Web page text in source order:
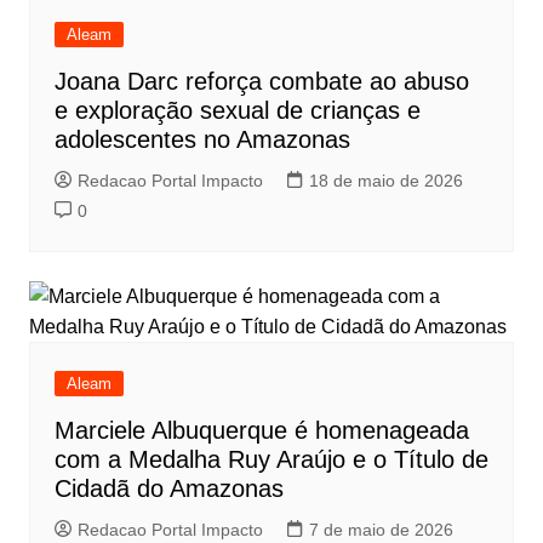
Aleam
Joana Darc reforça combate ao abuso
e exploração sexual de crianças e
adolescentes no Amazonas
Redacao Portal Impacto
18 de maio de 2026
0
Aleam
Marciele Albuquerque é homenageada
com a Medalha Ruy Araújo e o Título de
Cidadã do Amazonas
Redacao Portal Impacto
7 de maio de 2026